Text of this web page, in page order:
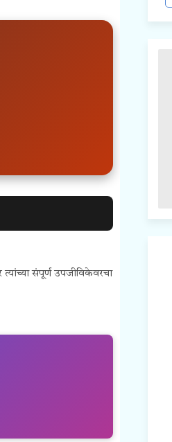
त्यांच्या संपूर्ण उपजीविकेवरचा